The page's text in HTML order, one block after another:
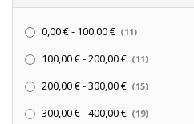
0,00 €- 100,00 € 11
100,00 €-200,00 € 11
200,00 €-300,00 € 15
300,00 €-400,00 € 19